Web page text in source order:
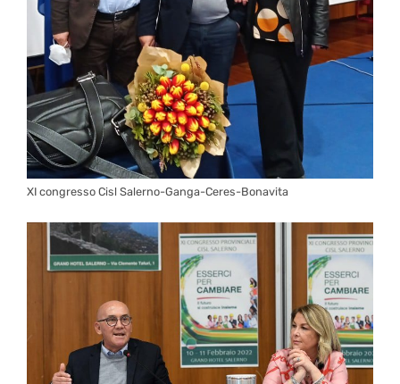
XI congresso Cisl Salerno-Ganga-Ceres-Bonavita